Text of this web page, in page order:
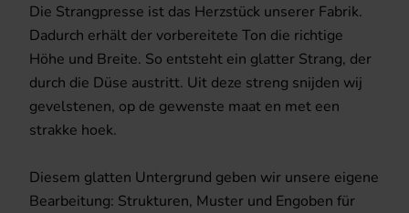
Die Strangpresse ist das Herzstück unserer Fabrik.
Dadurch erhält der vorbereitete Ton die richtige
Höhe und Breite. So entsteht ein glatter Strang, der
durch die Düse austritt. Uit deze streng snijden wij
gevelstenen, op de gewenste maat en met een
strakke hoek.
Diesem glatten Untergrund geben wir unsere eigene
Bearbeitung: Strukturen, Muster und Engoben für